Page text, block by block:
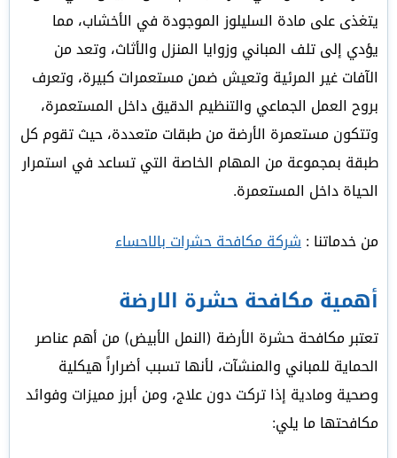
يتغذى على مادة السليلوز الموجودة في الأخشاب، مما
يؤدي إلى تلف المباني وزوايا المنزل والأثاث، وتعد من
الآفات غير المرئية وتعيش ضمن مستعمرات كبيرة، وتعرف
بروح العمل الجماعي والتنظيم الدقيق داخل المستعمرة،
وتتكون مستعمرة الأرضة من طبقات متعددة، حيث تقوم كل
طبقة بمجموعة من المهام الخاصة التي تساعد في استمرار
الحياة داخل المستعمرة.
من خدماتنا :شركة مكافحة حشرات بالاحساء
أهمية مكافحة حشرة الارضة
تعتبر مكافحة حشرة الأرضة (النمل الأبيض) من أهم عناصر
الحماية للمباني والمنشآت، لأنها تسبب أضراراً هيكلية
وصحية ومادية إذا تركت دون علاج، ومن أبرز مميزات وفوائد
مكافحتها ما يلي: